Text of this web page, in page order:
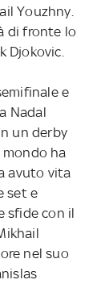
Youzhny.
di fronte lo
Djokovic.
e
Nadal
un derby
ha
avuto vita
set e
sfide con il
nel suo